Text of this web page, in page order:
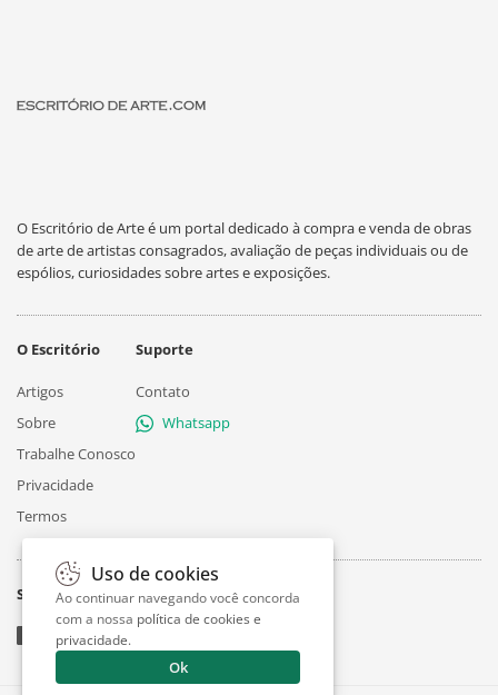
O Escritório de Arte é um portal dedicado à compra e venda de obras
de arte de artistas consagrados, avaliação de peças individuais ou de
espólios, curiosidades sobre artes e exposições.
O Escritório
Artigos
Sobre
Trabalhe Conosco
Privacidade
Termos
Suporte
Contato
Whatsapp
Siga
Uso de cookies
Ao continuar navegando você concorda
com a nossa política de cookies e
privacidade.
Ok